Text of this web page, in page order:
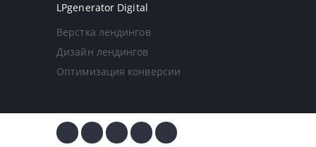
LPgenerator Digital
Верстка лендингов
Дизайн лендингов
Оптимизация конверсии